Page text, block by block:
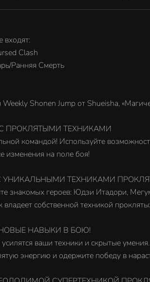
входят:
Clash
Ранняя Смерть
Weekly Shonen Jump от Shueisha,
ПРОКЛЯТЫМИ ТЕХНИКАМИ
командой! Используйте
изменения на поле боя!
УНИКАЛЬНЫМИ ТЕХНИКАМИ
знакомых героев: Юдзи Итадори,
собственной техникой
НАВЫКИ В БОЮ!
ваши техники и скрытые умения.
энергию и одержите победу в